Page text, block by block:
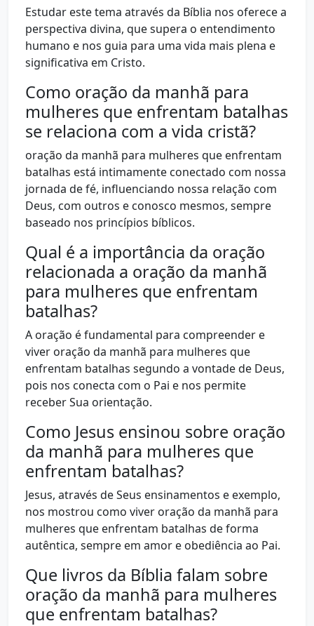
Estudar este tema através da Bíblia nos oferece a
perspectiva divina, que supera o entendimento
humano e nos guia para uma vida mais plena e
significativa em Cristo.
Como oração da manhã para
mulheres que enfrentam batalhas
se relaciona com a vida cristã?
oração da manhã para mulheres que enfrentam
batalhas está intimamente conectado com nossa
jornada de fé, influenciando nossa relação com
Deus, com outros e conosco mesmos, sempre
baseado nos princípios bíblicos.
Qual é a importância da oração
relacionada a oração da manhã
para mulheres que enfrentam
batalhas?
A oração é fundamental para compreender e
viver oração da manhã para mulheres que
enfrentam batalhas segundo a vontade de Deus,
pois nos conecta com o Pai e nos permite
receber Sua orientação.
Como Jesus ensinou sobre oração
da manhã para mulheres que
enfrentam batalhas?
Jesus, através de Seus ensinamentos e exemplo,
nos mostrou como viver oração da manhã para
mulheres que enfrentam batalhas de forma
autêntica, sempre em amor e obediência ao Pai.
Que livros da Bíblia falam sobre
oração da manhã para mulheres
que enfrentam batalhas?